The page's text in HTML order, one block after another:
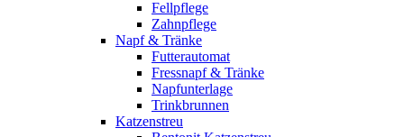
Fellpflege
Zahnpflege
Napf & Tränke
Futterautomat
Fressnapf & Tränke
Napfunterlage
Trinkbrunnen
Katzenstreu